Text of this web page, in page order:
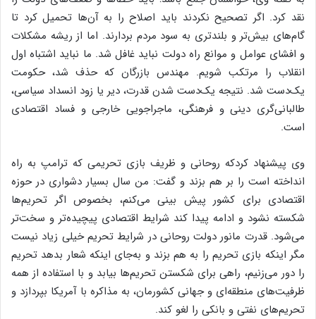
نقد کرد. اگر تصحیح نکردند باید اصلاح را به آن‌ها تحمیل کرد تا
گام‌های بیش‌تر و بلندتری به سود مردم بردارند. اما از ریشه مشکلات
و افشای عوامل و موانع راه دولت نباید غافل شد. ما نباید اشتباه اول
انقلاب را مرتکب شویم. مهندس بازرگان که حذف شد، حکومت
یک‌دست شد. نتیجه یک‌دست شدن قدرت، دیر یا زود انسداد سیاسی،
طالبانی‌گری دینی و فرهنگی، ماجراجویی خارجی و فساد اقتصادی
است.
وی پیشنهاد کردکه روحانی و ظریف بازی تحریمی که ترامپ به راه
انداخته است را بر هم بزند و گفت: من سال بسیار دشواری در حوزه
اقتصادی برای کشور پیش بینی می‌کنم، بخصوص اگر تحریم‌ها
شکسته نشود و ادامه پیدا کند شرایط اقتصادی پیچیده‌تر و سخت‌تر
می‌شود. قدرت مانور دولت روحانی در شرایط تحریم خیلی زیاد نیست
مگر اینکه بازی تحریم را به هم بزند و به‌جای اینکه شعار بدهد تحریم
را دور می‌زنیم، راهی برای شکستن تحریم‌ها بیابد و با استفاده از همه
ظرفیت‌های منطقه‌ای و جهانی کشورمان، به مذاکره با آمریکا بپردازد و
تحریم‌های نفتی و بانکی را لغو کند.